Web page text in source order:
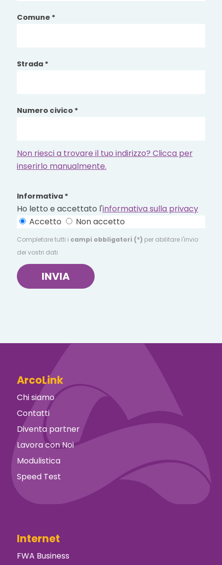
Comune *
Strada *
Numero civico *
Non riesci a trovare il tuo indirizzo? Clicca per
inserirlo manualmente.
Informativa *
Ho letto e accettato l'informativa sulla privacy
Accetto
Non accetto
Completare tutti i campi obbligatori (*) per abilitare l'invio
dei vostri dati
INVIA
ArcoLink
Chi siamo
Contatti
Diventa partner
Lavora con Noi
Modulistica
Speed Test
Internet
FWA Business